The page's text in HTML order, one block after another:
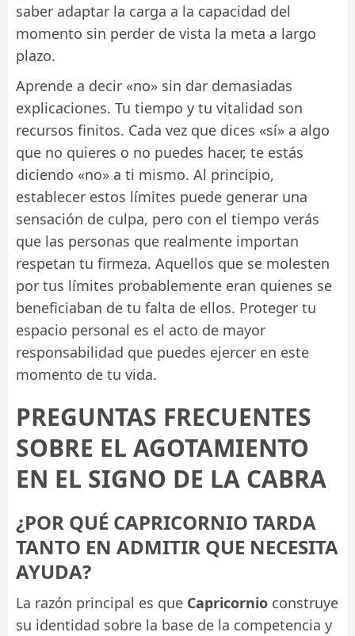
saber adaptar la carga a la capacidad del
momento sin perder de vista la meta a largo
plazo.
Aprende a decir «no» sin dar demasiadas
explicaciones. Tu tiempo y tu vitalidad son
recursos finitos. Cada vez que dices «sí» a algo
que no quieres o no puedes hacer, te estás
diciendo «no» a ti mismo. Al principio,
establecer estos límites puede generar una
sensación de culpa, pero con el tiempo verás
que las personas que realmente importan
respetan tu firmeza. Aquellos que se molesten
por tus límites probablemente eran quienes se
beneficiaban de tu falta de ellos. Proteger tu
espacio personal es el acto de mayor
responsabilidad que puedes ejercer en este
momento de tu vida.
PREGUNTAS FRECUENTES
SOBRE EL AGOTAMIENTO
EN EL SIGNO DE LA CABRA
¿POR QUÉ CAPRICORNIO TARDA
TANTO EN ADMITIR QUE NECESITA
AYUDA?
La razón principal es que Capricornio construye
su identidad sobre la base de la competencia y